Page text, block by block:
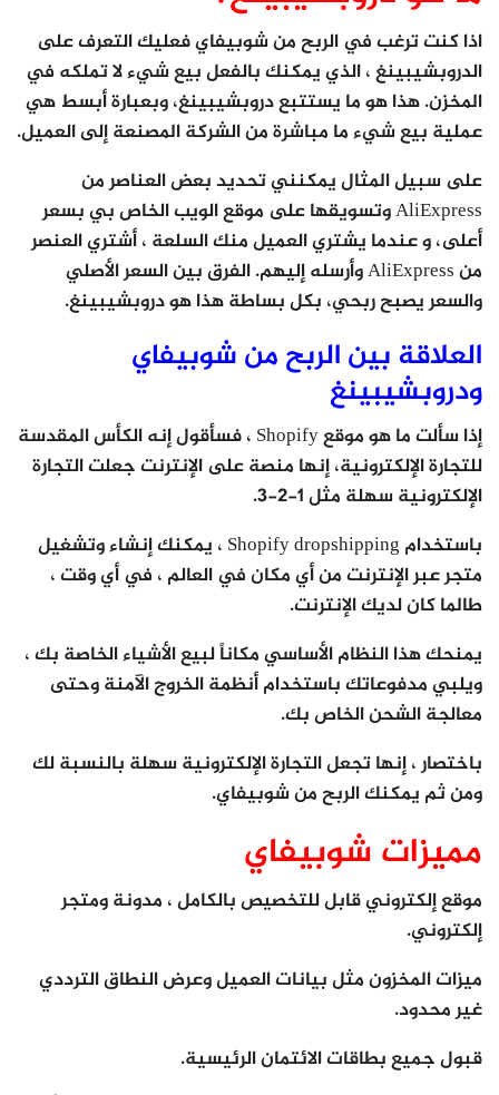
اذا كنت ترغب في الربح من شوبيفاي فعليك التعرف على
الدروبشيبينغ ، الذي يمكنك بالفعل بيع شيء لا تملكه في
المخزن. هذا هو ما يستتبع دروبشيبينغ، وبعبارة أبسط هي
عملية بيع شيء ما مباشرة من الشركة المصنعة إلى العميل.
على سبيل المثال يمكنني تحديد بعض العناصر من
AliExpress وتسويقها على موقع الويب الخاص بي بسعر
أعلى، و عندما يشتري العميل منك السلعة ، أشتري العنصر
من AliExpress وأرسله إليهم. الفرق بين السعر الأصلي
والسعر يصبح ربحي، بكل بساطة هذا هو دروبشيبينغ.
العلاقة بين الربح من شوبيفاي
ودروبشيبينغ
إذا سألت ما هو موقع Shopify ، فسأقول إنه الكأس المقدسة
للتجارة الإلكترونية، إنها منصة على الإنترنت جعلت التجارة
الإلكترونية سهلة مثل 1-2-3.
باستخدام Shopify dropshipping ، يمكنك إنشاء وتشغيل
متجر عبر الإنترنت من أي مكان في العالم ، في أي وقت ،
طالما كان لديك الإنترنت.
يمنحك هذا النظام الأساسي مكاناً لبيع الأشياء الخاصة بك ،
ويلبي مدفوعاتك باستخدام أنظمة الخروج الآمنة وحتى
معالجة الشحن الخاص بك.
باختصار ، إنها تجعل التجارة الإلكترونية سهلة بالنسبة لك
ومن ثم يمكنك الربح من شوبيفاي.
مميزات شوبيفاي
موقع إلكتروني قابل للتخصيص بالكامل ، مدونة ومتجر
إلكتروني.
ميزات المخزون مثل بيانات العميل وعرض النطاق الترددي
غير محدود.
قبول جميع بطاقات الائتمان الرئيسية.